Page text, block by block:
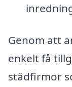
Genom att
enkelt få
städfirmor